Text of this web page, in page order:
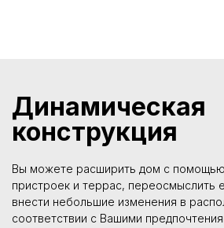
Динамическая
конструкция
Вы можете расширить дом с
пристроек и террас, переосмыслить
внести небольшие изменения в
соответствии с Вашими